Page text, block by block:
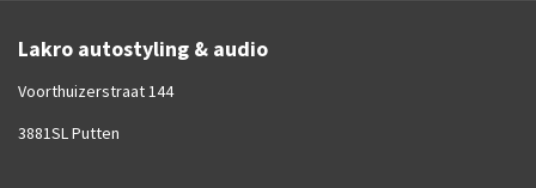
Lakro autostyling & audio
Voorthuizerstraat 144
3881SL Putten